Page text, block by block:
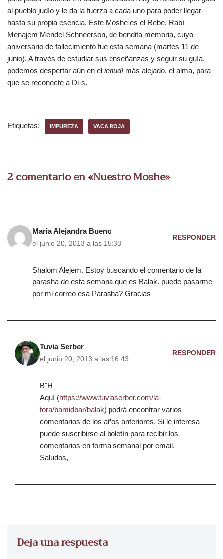
al pueblo judío y le da la fuerza a cada uno para poder llegar
hasta su propia esencia. Este Moshe es el Rebe, Rabí
Menajem Mendel Schneerson, de bendita memoria, cuyo
aniversario de fallecimiento fue esta semana (martes 11 de
junio). A través de estudiar sus enseñanzas y seguir su guía,
podemos despertar aún en el iehudímás alejado, el alma, para
que se reconecte a Di-s.
Etiquetas: IMPUREZA VACA ROJA
2 comentario en «Nuestro Moshe»
Maria Alejandra Bueno
el junio 20, 2013 a las 15:33
RESPONDER
Shalom Alejem. Estoy buscando el comentario de la
parasha de esta semana que es Balak. puede pasarme
por mi correo esa Parasha? Gracias
Tuvia Serber
el junio 20, 2013 a las 16:43
RESPONDER
B"H
Aquí (https://www.tuviaserber.com/la-
tora/bamidbar/balak) podrá encontrar varios
comentarios de los años anteriores. Si le interesa
puede suscribirse al boletín para recibir los
comentarios en forma semanal por email.
Saludos,
Deja una respuesta